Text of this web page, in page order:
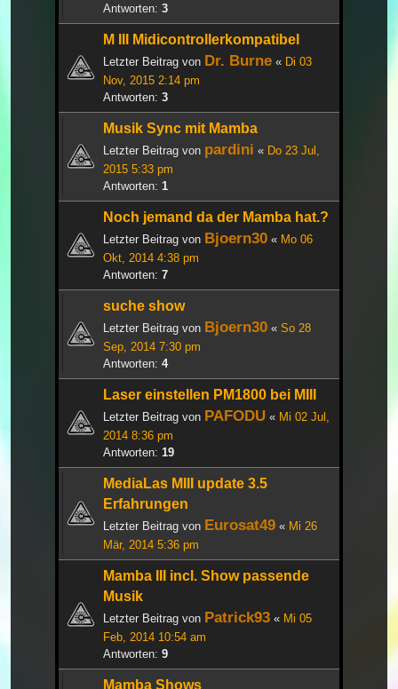
Antworten: 3
M III Midicontrollerkompatibel
Letzter Beitrag von Dr. Burne « Di 03
Nov, 2015 2:14 pm
Antworten: 3
Musik Sync mit Mamba
Letzter Beitrag von pardini « Do 23 Jul,
2015 5:33 pm
Antworten: 1
Noch jemand da der Mamba hat.?
Letzter Beitrag von Bjoern30 « Mo 06
Okt, 2014 4:38 pm
Antworten: 7
suche show
Letzter Beitrag von Bjoern30 « So 28
Sep, 2014 7:30 pm
Antworten: 4
Laser einstellen PM1800 bei MIII
Letzter Beitrag von PAFODU « Mi 02 Jul,
2014 8:36 pm
Antworten: 19
MediaLas MIII update 3.5
Erfahrungen
Letzter Beitrag von Eurosat49 « Mi 26
Mär, 2014 5:36 pm
Mamba III incl. Show passende
Musik
Letzter Beitrag von Patrick93 « Mi 05
Feb, 2014 10:54 am
Antworten: 9
Mamba Shows